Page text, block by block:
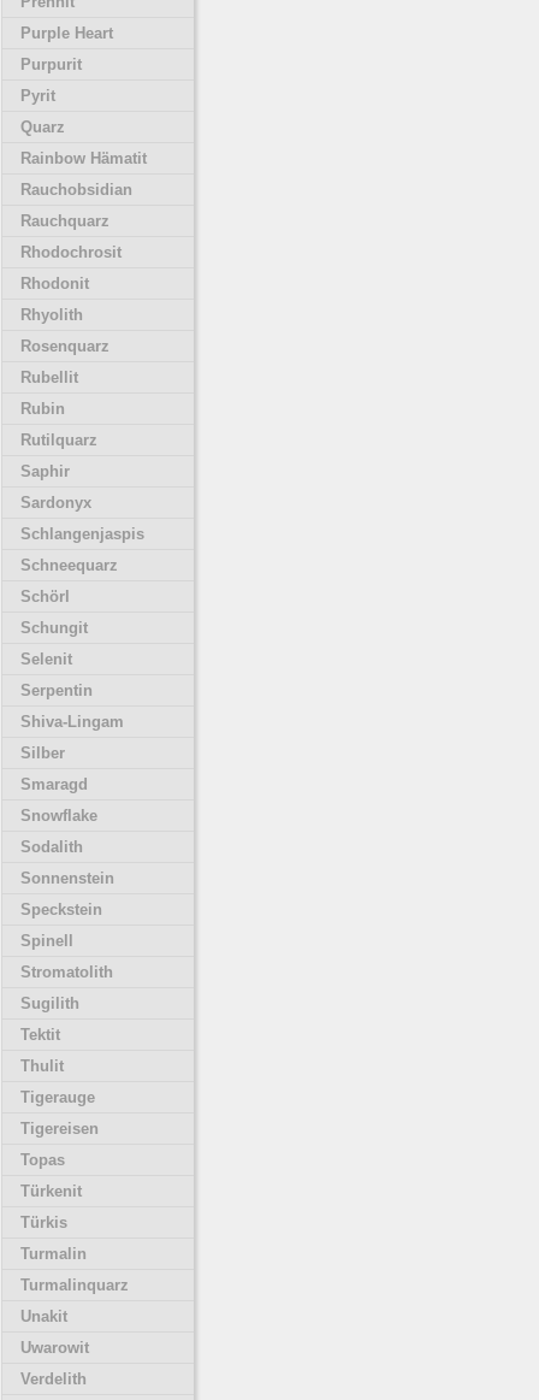
Purple Heart
Purpurit
Pyrit
Quarz
Rainbow Hämatit
Rauchobsidian
Rauchquarz
Rhodochrosit
Rhodonit
Rhyolith
Rosenquarz
Rubellit
Rubin
Rutilquarz
Saphir
Sardonyx
Schlangenjaspis
Schneequarz
Schörl
Schungit
Selenit
Serpentin
Shiva-Lingam
Silber
Smaragd
Snowflake
Sodalith
Sonnenstein
Speckstein
Spinell
Stromatolith
Sugilith
Tektit
Thulit
Tigerauge
Tigereisen
Topas
Türkenit
Türkis
Turmalin
Turmalinquarz
Unakit
Uwarowit
Verdelith